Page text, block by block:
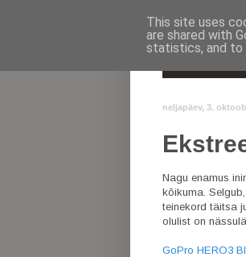
neljapäev, 3.
Nagu enamus
kõikuma.
teinekord täitsa
olulist on
GoPro HERO3
This site uses
are shared with
statistics, and to